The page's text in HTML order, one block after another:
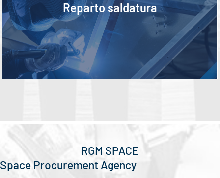
Reparto saldatura
RGM SPACE
Space Procurement Agency